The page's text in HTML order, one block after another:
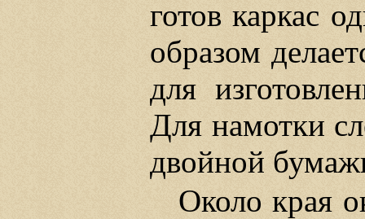
готов каркас
образом
для
Для намотки
двойной
Около края